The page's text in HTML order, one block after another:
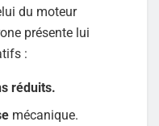
du moteur
présente lui
:
réduits.
mécanique.